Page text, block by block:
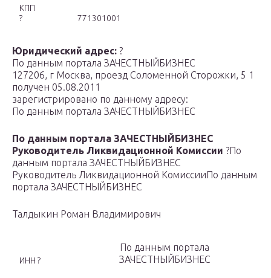
КПП
?
771301001
Юридический адрес: ?
По данным портала ЗАЧЕСТНЫЙБИЗНЕС
127206, г Москва, проезд Соломенной Сторожки, 5 1
получен 05.08.2011
зарегистрировано по данному адресу:
По данным портала ЗАЧЕСТНЫЙБИЗНЕС
По данным портала ЗАЧЕСТНЫЙБИЗНЕС
Руководитель Ликвидационной Комиссии ?По
данным портала ЗАЧЕСТНЫЙБИЗНЕС
Руководитель Ликвидационной КомиссииПо данным
портала ЗАЧЕСТНЫЙБИЗНЕС
Талдыкин Роман Владимирович
ИНН ?
По данным портала
ЗАЧЕСТНЫЙБИЗНЕС